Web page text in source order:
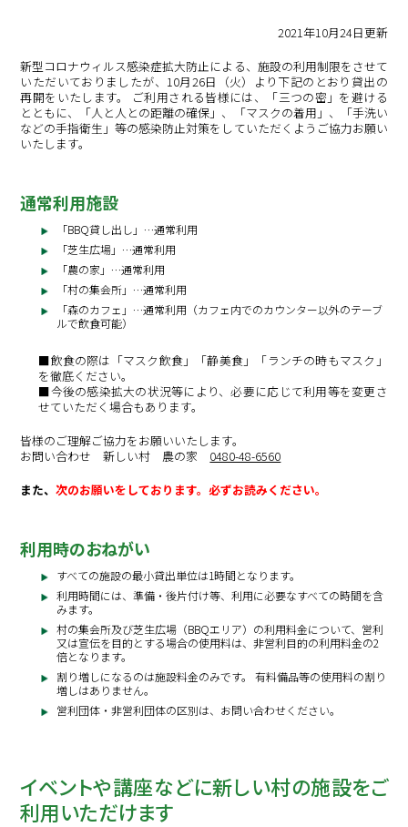
2021年10月24日更新
新型コロナウィルス感染症拡大防止による、施設の利用制限をさせて
いただいておりましたが、10月26日（火）より下記のとおり貸出の
再開をいたします。 ご利用される皆様には、「三つの密」を避ける
とともに、「人と人との距離の確保」、「マスクの着用」、「手洗い
などの手指衛生」等の感染防止対策をしていただくようご協力お願い
いたします。
通常利用施設
「BBQ貸し出し」…通常利用
「芝生広場」…通常利用
「農の家」…通常利用
「村の集会所」…通常利用
「森のカフェ」…通常利用（カフェ内でのカウンター以外のテーブ
ルで飲食可能）
■飲食の際は「マスク飲食」「静美食」「ランチの時もマスク」
を徹底ください。
■今後の感染拡大の状況等により、必要に応じて利用等を変更さ
せていただく場合もあります。
皆様のご理解ご協力をお願いいたします。
お問い合わせ 新しい村 農の家 0480-48-6560
また、次のお願いをしております。必ずお読みください。
利用時のおねがい
すべての施設の最小貸出単位は1時間となります。
利用時間には、準備・後片付け等、利用に必要なすべての時間を含
みます。
村の集会所及び芝生広場（BBQエリア）の利用料金について、営利
又は宣伝を目的とする場合の使用料は、非営利目的の利用料金の2
倍となります。
割り増しになるのは施設料金のみです。 有料備品等の使用料の割り
増しはありません。
営利団体・非営利団体の区別は、お問い合わせください。
イベントや講座などに新しい村の施設をご
利用いただけます